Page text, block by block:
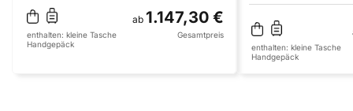
ab 1.147,30 €
enthalten: kleine Tasche
Handgepäck
Gesamtpreis
enthalten: kleine Tasche
Handgepäck